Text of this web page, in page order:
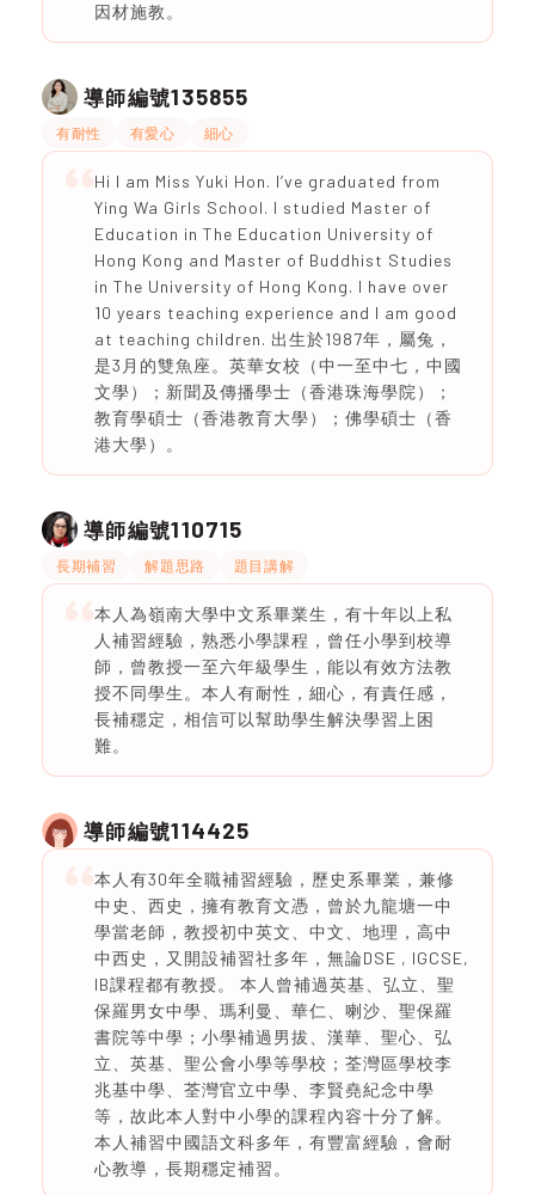
因材施教。
導師編號135855
有耐性 有愛心 細心
Hi I am Miss Yuki Hon. I’ve graduated from
Ying Wa Girls School. I studied Master of
Education in The Education University of
Hong Kong and Master of Buddhist Studies
in The University of Hong Kong. I have over
10 years teaching experience and I am good
at teaching children. 出生於1987年，屬兔，
是3月的雙魚座。英華女校（中一至中七，中國
文學）；新聞及傳播學士（香港珠海學院）；
教育學碩士（香港教育大學）；佛學碩士（香
港大學）。
導師編號110715
長期補習 解題思路 題目講解
本人為嶺南大學中文系畢業生，有十年以上私
人補習經驗，熟悉小學課程，曾任小學到校導
師，曾教授一至六年級學生，能以有效方法教
授不同學生。本人有耐性，細心，有責任感，
長補穩定，相信可以幫助學生解決學習上困
難。
導師編號114425
本人有30年全職補習經驗，歷史系畢業，兼修
中史、西史，擁有教育文憑，曾於九龍塘一中
學當老師，教授初中英文、中文、地理，高中
中西史，又開設補習社多年，無論DSE , IGCSE,
IB課程都有教授。 本人曾補過英基、弘立、聖
保羅男女中學、瑪利曼、華仁、喇沙、聖保羅
書院等中學；小學補過男拔、漢華、聖心、弘
立、英基、聖公會小學等學校；荃灣區學校李
兆基中學、荃灣官立中學、李賢堯紀念中學
等，故此本人對中小學的課程內容十分了解。
本人補習中國語文科多年，有豐富經驗，會耐
心教導，長期穩定補習。